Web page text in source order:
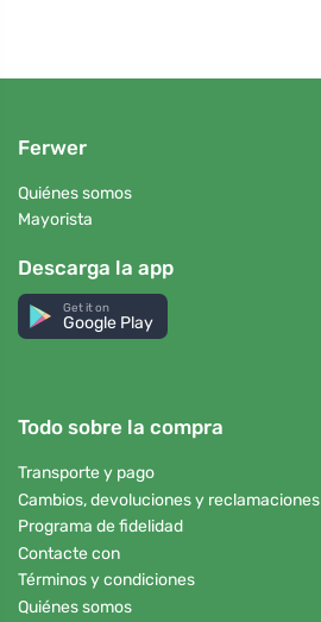
Ferwer
Quiénes somos
Mayorista
Descarga la app
Get it on
Google Play
Todo sobre la compra
Transporte y pago
Cambios, devoluciones y reclamaciones
Programa de fidelidad
Contacte con
Términos y condiciones
Quiénes somos